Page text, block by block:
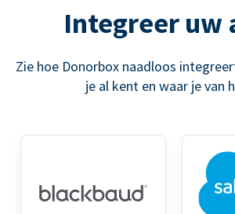
Integreer uw
Zie hoe Donorbox naadloos
je al kent en waar je van